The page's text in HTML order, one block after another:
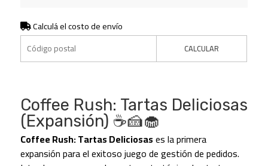
Calculá el costo de envío
CALCULAR
Coffee Rush: Tartas Deliciosas
(Expansión) ☕🍰🧁
Coffee Rush: Tartas Deliciosases la primera
expansión para el exitoso juego de gestión de pedidos.